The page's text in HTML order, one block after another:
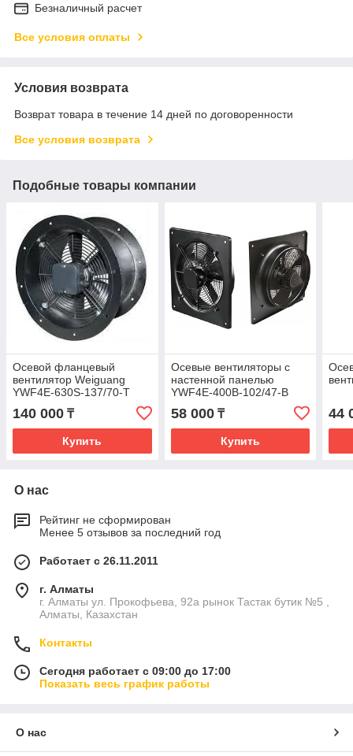
Безналичный расчет
Все условия оплаты
Условия возврата
Возврат товара в течение 14 дней по договоренности
Все условия возврата
Подобные товары компании
Осевой фланцевый
вентилятор Weiguang
YWF4E-630S-137/70-T
140 000 ₸
Купить
Осевые вентиляторы с
настенной панелью
YWF4E-400B-102/47-B
58 000₸
Купить
44
О нас
Рейтинг не сформирован
Менее 5 отзывов за последний год
Работает с 26.11.2011
г. Алматы
г. Алматы ул. Прокофьева, 92а рынок Тастак бутик №5 ,
Алматы, Казахстан
Контакты
Сегодня работает с 09:00 до 17:00
Показать весь график работы
О нас